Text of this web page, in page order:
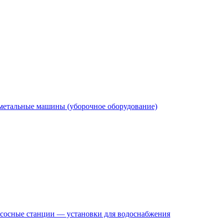
машины (уборочное оборудование)
станции — установки для водоснабжения